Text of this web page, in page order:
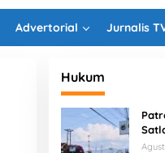
Advertorial Jurnalis
Hukum